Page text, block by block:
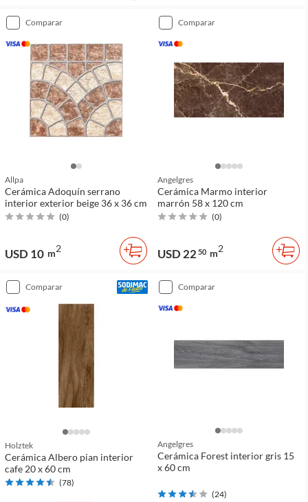
comparar
Allpa
Cerámica Adoquín serrano
interior exterior beige 36 x 36 cm
(0)
USD 10 m2
comparar
Angelgres
Cerámica Marmo interior
marrón 58 x 120 cm
(0)
USD 22 50 m2
comparar
Holztek
Cerámica Albero pian interior
cafe 20 x 60 cm
(78)
comparar
Angelgres
Cerámica Forest interior gris 15
x 60 cm
(24)